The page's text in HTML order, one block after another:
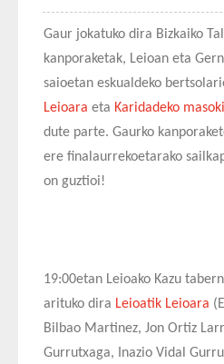
Gaur jokatuko dira Bizkaiko
kanporaketak, Leioan eta
saioetan eskualdeko
Leioara eta Karidadeko
dute parte. Gaurko
ere finalaurrekoetarako
on guztioi!
19:00etan Leioako Kazu
arituko dira Leioatik Leioara
Bilbao Martinez, Jon Ortiz
Gurrutxaga, Inazio Vidal